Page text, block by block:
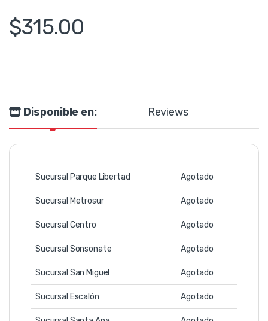
$315.00
Disponible en: Reviews
Sucursal Parque Libertad Agotado
Sucursal Metrosur Agotado
Sucursal Centro Agotado
Sucursal Sonsonate Agotado
Sucursal San Miguel Agotado
Sucursal Escalón Agotado